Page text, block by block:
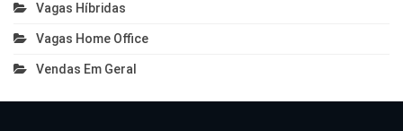
Vagas Híbridas
Vagas Home Office
Vendas Em Geral